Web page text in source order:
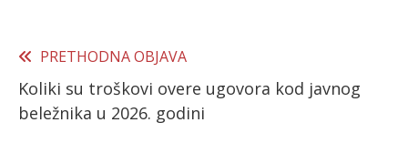
Read
more
PRETHODNA OBJAVA
Koliki su troškovi overe ugovora kod javnog
beležnika u 2026. godini